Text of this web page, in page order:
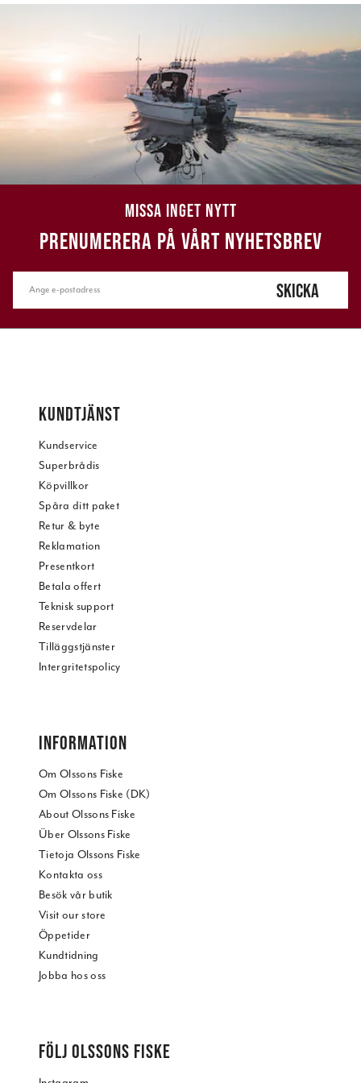
MISSA INGET NYTT
PRENUMERERA PÅ VÅRT NYHETSBREV
SKICKA
KUNDTJÄNST
Kundservice
Superbrådis
Köpvillkor
Spåra ditt paket
Retur & byte
Reklamation
Presentkort
Betala offert
Teknisk support
Reservdelar
Tilläggstjänster
Intergritetspolicy
INFORMATION
Om Olssons Fiske
Om Olssons Fiske (DK)
About Olssons Fiske
Über Olssons Fiske
Tietoja Olssons Fiske
Kontakta oss
Besök vår butik
Visit our store
Öppetider
Kundtidning
Jobba hos oss
FÖLJ OLSSONS FISKE